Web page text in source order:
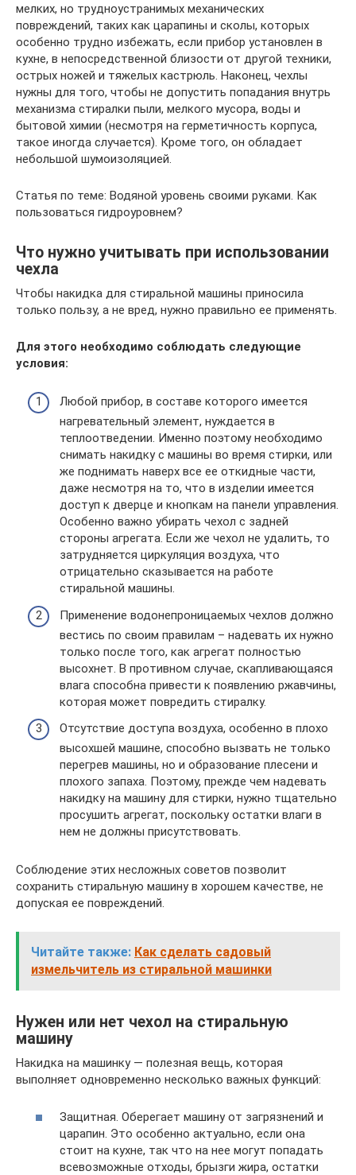
мелких, но трудноустранимых механических
повреждений, таких как царапины и сколы, которых
особенно трудно избежать, если прибор установлен в
кухне, в непосредственной близости от другой техники,
острых ножей и тяжелых кастрюль. Наконец, чехлы
нужны для того, чтобы не допустить попадания внутрь
механизма стиралки пыли, мелкого мусора, воды и
бытовой химии (несмотря на герметичность корпуса,
такое иногда случается). Кроме того, он обладает
небольшой шумоизоляцией.
Статья по теме: Водяной уровень своими руками. Как
пользоваться гидроуровнем?
Что нужно учитывать при использовании
чехла
Чтобы накидка для стиральной машины приносила
только пользу, а не вред, нужно правильно ее применять.
Для этого необходимо соблюдать следующие
условия:
Любой прибор, в составе которого имеется
нагревательный элемент, нуждается в
теплоотведении. Именно поэтому необходимо
снимать накидку с машины во время стирки, или
же поднимать наверх все ее откидные части,
даже несмотря на то, что в изделии имеется
доступ к дверце и кнопкам на панели управления.
Особенно важно убирать чехол с задней
стороны агрегата. Если же чехол не удалить, то
затрудняется циркуляция воздуха, что
отрицательно сказывается на работе
стиральной машины.
Применение водонепроницаемых чехлов должно
вестись по своим правилам – надевать их нужно
только после того, как агрегат полностью
высохнет. В противном случае, скапливающаяся
влага способна привести к появлению ржавчины,
которая может повредить стиралку.
Отсутствие доступа воздуха, особенно в плохо
высохшей машине, способно вызвать не только
перегрев машины, но и образование плесени и
плохого запаха. Поэтому, прежде чем надевать
накидку на машину для стирки, нужно тщательно
просушить агрегат, поскольку остатки влаги в
нем не должны присутствовать.
Соблюдение этих несложных советов позволит
сохранить стиральную машину в хорошем качестве, не
допуская ее повреждений.
Читайте также: Как сделать садовый
измельчитель из стиральной машинки
Нужен или нет чехол на стиральную
машину
Накидка на машинку — полезная вещь, которая
выполняет одновременно несколько важных функций:
Защитная. Оберегает машину от загрязнений и
царапин. Это особенно актуально, если она
стоит на кухне, так что на нее могут попадать
всевозможные отходы, брызги жира, остатки